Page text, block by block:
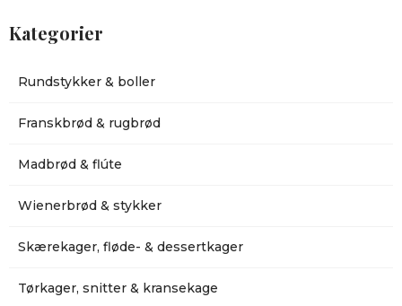
Kategorier
Rundstykker & boller
Franskbrød & rugbrød
Madbrød & flúte
Wienerbrød & stykker
Skærekager, fløde- & dessertkager
Tørkager, snitter & kransekage